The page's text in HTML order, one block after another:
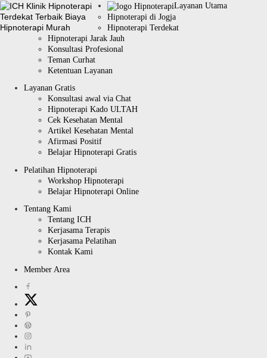
Layanan Utama
Hipnoterapi di Jogja
Hipnoterapi Terdekat
Hipnoterapi Jarak Jauh
Konsultasi Profesional
Teman Curhat
Ketentuan Layanan
Layanan Gratis
Konsultasi awal via Chat
Hipnoterapi Kado ULTAH
Cek Kesehatan Mental
Artikel Kesehatan Mental
Afirmasi Positif
Belajar Hipnoterapi Gratis
Pelatihan Hipnoterapi
Workshop Hipnoterapi
Belajar Hipnoterapi Online
Tentang Kami
Tentang ICH
Kerjasama Terapis
Kerjasama Pelatihan
Kontak Kami
Member Area